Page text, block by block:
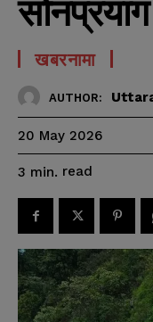
सोनप्रयाग
खबरनामा
AUTHOR:
20 May 2026
3 min. read